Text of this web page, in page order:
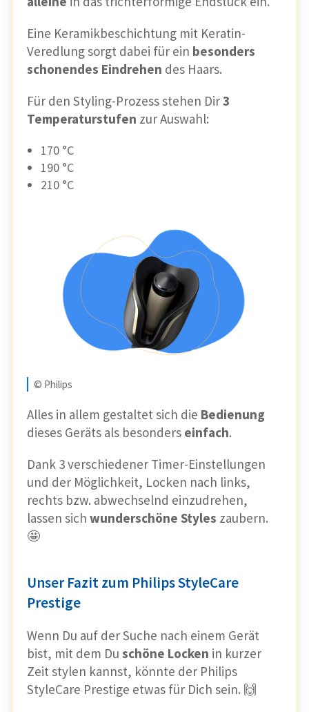
Eine Keramikbeschichtung mit Keratin-
Veredlung sorgt dabei für ein besonders
schonendes Eindrehen des Haars.
Für den Styling-Prozess stehen Dir3
Temperaturstufen zur Auswahl:
170 °C
190 °C
210 °C
© Philips
Alles in allem gestaltet sich die Bedienung
dieses Geräts als besonders einfach.
Dank 3 verschiedener Timer-Einstellungen
und der Möglichkeit, Locken nach links,
rechts bzw. abwechselnd einzudrehen,
lassen sich wunderschöne Styles zaubern.
🤩
Unser Fazit zum Philips StyleCare
Prestige
Wenn Du auf der Suche nach einem Gerät
bist, mit dem Du schöne Locken in kurzer
Zeit stylen kannst, könnte der Philips
StyleCare Prestige etwas für Dich sein. 🙌
werden Deine Haare automatisch angezogen.
Sowickelnsie sich von ganzalleine um den
Stab.
Info: Der Lockenaufsatz erinnert vom
Lockenstab. Zum Schutz Deiner Haare
arbeitet er aber lediglich mit heißer
Luft.
Unser Fazit zum Remington Curl &
Straight Confidence
Mit diesem hochwertigen Styling-Tool lassen
sich die verschiedensten Looks kreieren.
Genau wie der Dyson Airwrap arbeitet das
Deine Haare beim Styling bestmöglich
geschützt. 🥳
Styling mit heißer Luft
Frisuren
2 Heizstufen und eine Kühlstufe